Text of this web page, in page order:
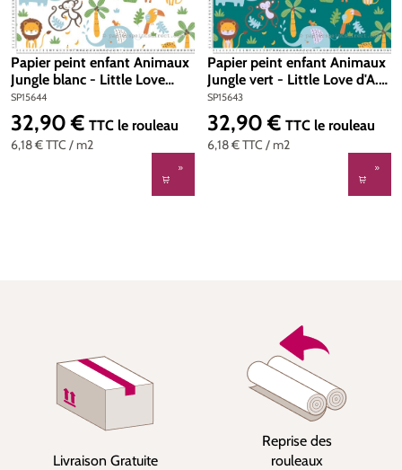
Papier peint enfant Animaux
Jungle blanc - Little Love
d'A.S. Création | Réf.
SP15644
SP15644
6,18 €TTC / m2
Prix régulier :
32,90 € TTC le rouleau
Papier peint enfant Animaux
Jungle vert - Little Love d'A.S.
Création | Réf. SP15643
SP15643
6,18 €TTC / m2
Prix régulier :
32,90 € TTC le rouleau
Livraison Gratuite
Reprise des
rouleaux